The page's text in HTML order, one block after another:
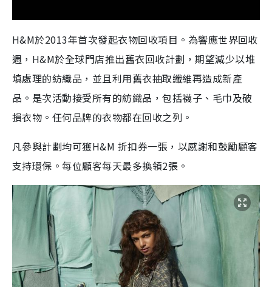
H&M於2013年首次發起衣物回收項目。為響應世界回收
週，H&M於全球門店推出舊衣回收計劃，期望減少以堆
填處理的紡織品，並且利用舊衣抽取纖維再造成新產
品。是次活動接受所有的紡織品，包括襪子、毛巾及破
損衣物。任何品牌的衣物都在回收之列。
凡參與計劃均可獲H&M 折扣券一張，以感謝和鼓勵顧客
支持環保。每位顧客每天最多換領2張。